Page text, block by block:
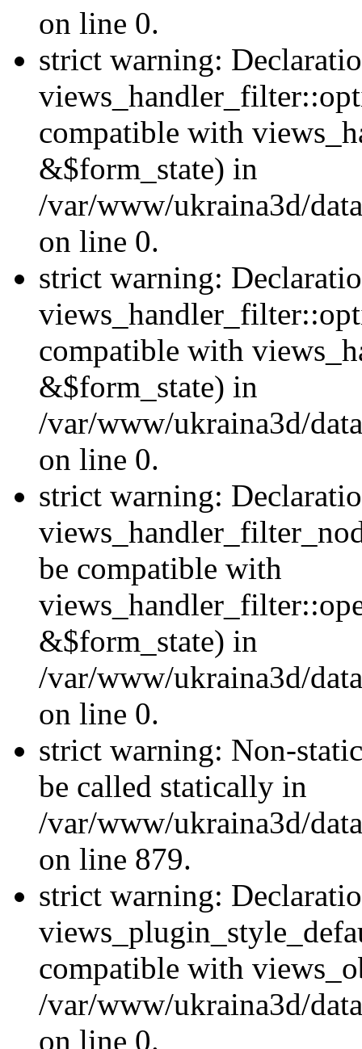
on line 0.
strict warning:
compatible with
&$form_state) in
/var/www/ukraina3d/
on line 0.
strict warning:
compatible with
&$form_state) in
/var/www/ukraina3d/
on line 0.
strict warning:
be compatible with
&$form_state) in
/var/www/ukraina3d/
on line 0.
strict warning: Non-
be called statically in
/var/www/ukraina3d/
on line 879.
strict warning:
compatible with
/var/www/ukraina3d/
on line 0.